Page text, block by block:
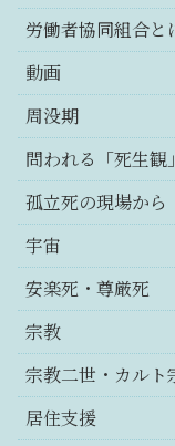
労働者協同組合と
動画
周没期
問われる「死生観」
孤立死の現場から
宇宙
安楽死・尊厳死
宗教
宗教二世・カルト
居住支援